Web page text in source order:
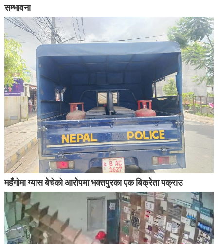
सम्भावना
महँगोमा ग्यास बेचेको आरोपमा भक्तपुरका एक बिक्रेता पक्राउ